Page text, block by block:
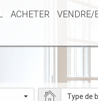
ACHETER VENDRE/
Type de